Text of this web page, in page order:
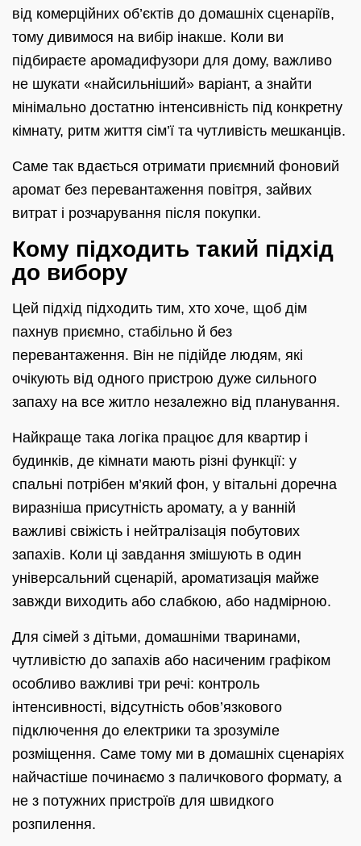
від комерційних об’єктів до домашніх сценаріїв,
тому дивимося на вибір інакше. Коли ви
підбираєте аромадифузори для дому, важливо
не шукати «найсильніший» варіант, а знайти
мінімально достатню інтенсивність під конкретну
кімнату, ритм життя сім’ї та чутливість мешканців.
Саме так вдається отримати приємний фоновий
аромат без перевантаження повітря, зайвих
витрат і розчарування після покупки.
Кому підходить такий підхід
до вибору
Цей підхід підходить тим, хто хоче, щоб дім
пахнув приємно, стабільно й без
перевантаження. Він не підійде людям, які
очікують від одного пристрою дуже сильного
запаху на все житло незалежно від планування.
Найкраще така логіка працює для квартир і
будинків, де кімнати мають різні функції: у
спальні потрібен м’який фон, у вітальні доречна
виразніша присутність аромату, а у ванній
важливі свіжість і нейтралізація побутових
запахів. Коли ці завдання змішують в один
універсальний сценарій, ароматизація майже
завжди виходить або слабкою, або надмірною.
Для сімей з дітьми, домашніми тваринами,
чутливістю до запахів або насиченим графіком
особливо важливі три речі: контроль
інтенсивності, відсутність обов’язкового
підключення до електрики та зрозуміле
розміщення. Саме тому ми в домашніх сценаріях
найчастіше починаємо з паличкового формату, а
не з потужних пристроїв для швидкого
розпилення.